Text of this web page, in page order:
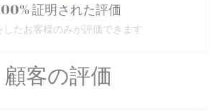
顧客の評価
証明された評価
したお客様のみが評価できます